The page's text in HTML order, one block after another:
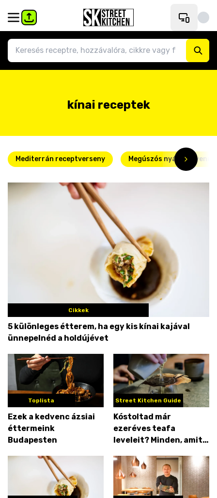
kínai receptek
Mediterrán receptverseny Megúszós nyári
Cikkek
5 különleges étterem, ha egy kis kínai kajával
ünnepelnéd a holdújévet
Toplista
Ezek a kedvenc ázsiai
éttermeink
Budapesten
Street Kitchen Guide
Kóstoltad már
ezeréves teafa
leveleit? Minden, amit a